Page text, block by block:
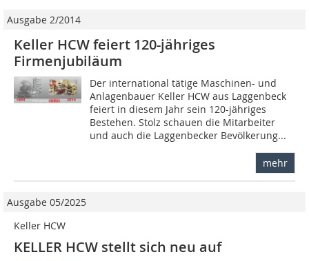
Ausgabe 2/2014
Keller HCW feiert 120-jähriges
Firmenjubiläum
Der international tätige Maschinen- und
Anlagenbauer Keller HCW aus Laggenbeck
feiert in diesem Jahr sein 120-jähriges
Bestehen. Stolz schauen die Mitarbeiter
und auch die Laggenbecker Bevölkerung...
mehr
Ausgabe 05/2025
Keller HCW
KELLER HCW stellt sich neu auf